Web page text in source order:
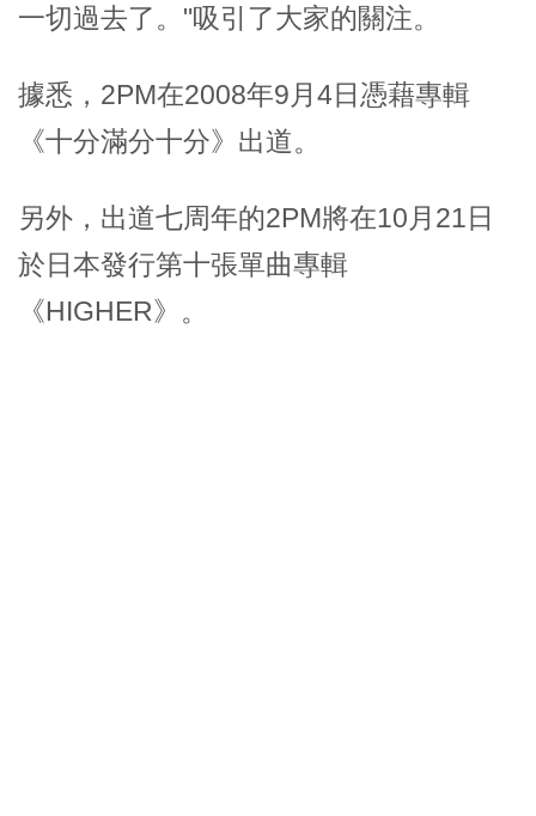
一切過去了。"吸引了大家的關注。
據悉，2PM在2008年9月4日憑藉專輯
《十分滿分十分》出道。
另外，出道七周年的2PM將在10月21日
於日本發行第十張單曲專輯
《HIGHER》。